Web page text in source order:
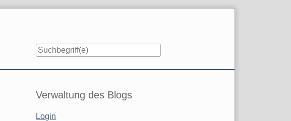
Seitenleiste
Verwaltung des Blogs
Login